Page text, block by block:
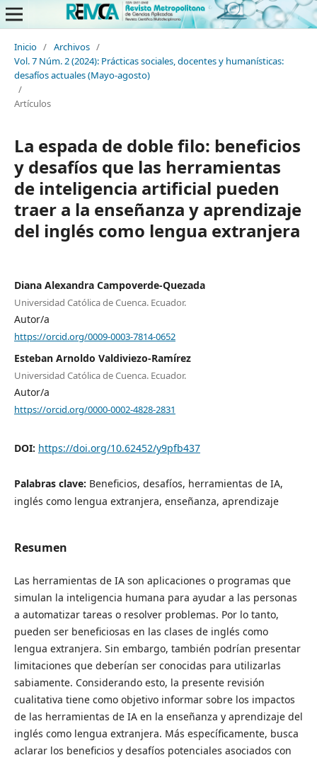
Inicio / Archivos /
Vol. 7 Núm. 2 (2024): Prácticas sociales, docentes y humanísticas:
desafíos actuales (Mayo-agosto)
/
Artículos
La espada de doble filo: beneficios
y desafíos que las herramientas
de inteligencia artificial pueden
traer a la enseñanza y aprendizaje
del inglés como lengua extranjera
Diana Alexandra Campoverde-Quezada
Universidad Católica de Cuenca. Ecuador.
Autor/a
https://orcid.org/0009-0003-7814-0652
Esteban Arnoldo Valdiviezo-Ramírez
Universidad Católica de Cuenca. Ecuador.
Autor/a
https://orcid.org/0000-0002-4828-2831
DOI: https://doi.org/10.62452/y9pfb437
Palabras clave: Beneficios, desafíos, herramientas de IA,
inglés como lengua extranjera, enseñanza, aprendizaje
Resumen
Las herramientas de IA son aplicaciones o programas que
simulan la inteligencia humana para ayudar a las personas
a automatizar tareas o resolver problemas. Por lo tanto,
pueden ser beneficiosas en las clases de inglés como
lengua extranjera. Sin embargo, también podrían presentar
limitaciones que deberían ser conocidas para utilizarlas
sabiamente. Considerando esto, la presente revisión
cualitativa tiene como objetivo informar sobre los impactos
de las herramientas de IA en la enseñanza y aprendizaje del
inglés como lengua extranjera. Más específicamente, busca
aclarar los beneficios y desafíos potenciales asociados con